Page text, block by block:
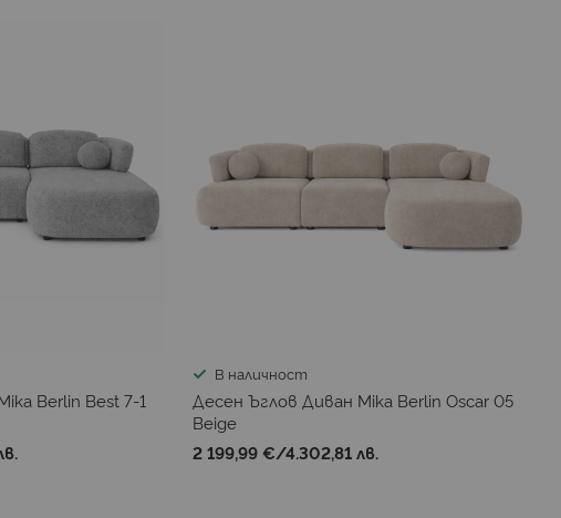
Berlin Best 7-1
В наличност
Десен Ъглов Диван Mika Berlin Oscar 05
Beige
2 199,99 €/4.302,81 лв.